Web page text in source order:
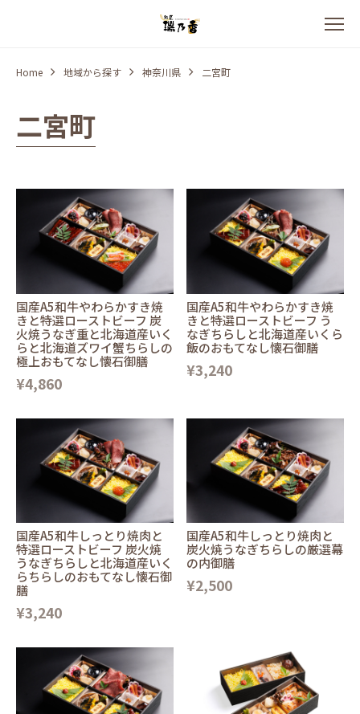
Home 地域から探す 神奈川県 二宮町
二宮町
国産A5和牛やわらかすき焼
きと特選ローストビーフ 炭
火焼うなぎ重と北海道産いく
らと北海道ズワイ蟹ちらしの
極上おもてなし懐石御膳
¥4,860
国産A5和牛やわらかすき焼
きと特選ローストビーフ う
なぎちらしと北海道産いくら
飯のおもてなし懐石御膳
¥3,240
国産A5和牛しっとり焼肉と
特選ローストビーフ 炭火焼
うなぎちらしと北海道産いく
らちらしのおもてなし懐石御
膳
¥3,240
国産A5和牛しっとり焼肉と
炭火焼うなぎちらしの厳選幕
の内御膳
¥2,500